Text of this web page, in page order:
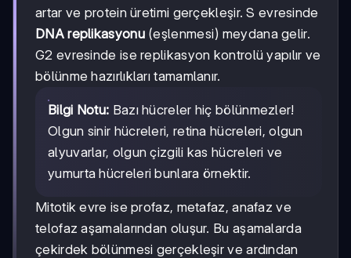
artar ve protein üretimi gerçekleşir. S evresinde
DNA replikasyonu(eşlenmesi) meydana gelir.
G2 evresinde ise replikasyon kontrolü yapılır ve
bölünme hazırlıkları tamamlanır.
Bilgi Notu: Bazı hücreler hiç bölünmezler!
Olgun sinir hücreleri, retina hücreleri, olgun
alyuvarlar, olgun çizgili kas hücreleri ve
yumurta hücreleri bunlara örnektir.
Mitotik evre ise profaz, metafaz, anafaz ve
telofaz aşamalarından oluşur. Bu aşamalarda
çekirdek bölünmesi gerçekleşir ve ardından